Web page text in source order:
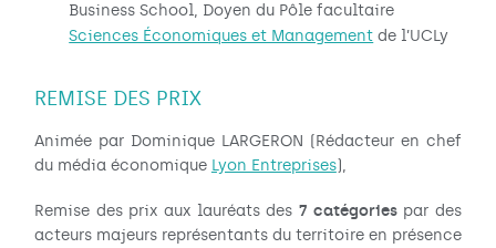
Business School, Doyen du Pôle facultaire
Sciences Économiques et Management de l’UCLy
REMISE DES PRIX
Animée par Dominique LARGERON (Rédacteur en chef
du média économique Lyon Entreprises),
Remise des prix aux lauréats des7 catégoriespar des
acteurs majeurs représentants du territoire en présence